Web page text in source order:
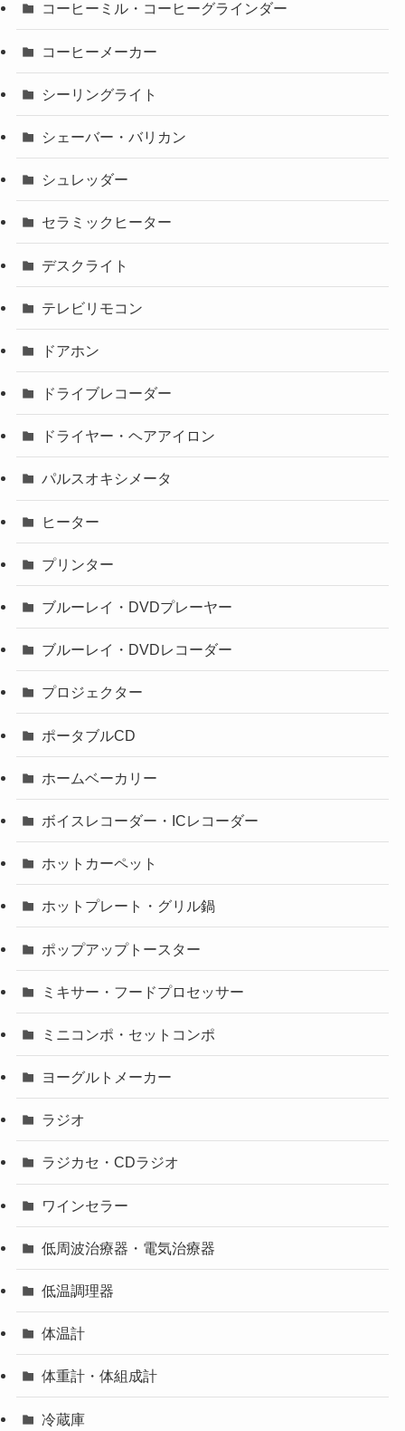
コーヒーミル・コーヒーグラインダー
コーヒーメーカー
シーリングライト
シェーバー・バリカン
シュレッダー
セラミックヒーター
デスクライト
テレビリモコン
ドアホン
ドライブレコーダー
ドライヤー・ヘアアイロン
パルスオキシメータ
ヒーター
プリンター
ブルーレイ・DVDプレーヤー
ブルーレイ・DVDレコーダー
プロジェクター
ポータブルCD
ホームベーカリー
ボイスレコーダー・ICレコーダー
ホットカーペット
ホットプレート・グリル鍋
ポップアップトースター
ミキサー・フードプロセッサー
ミニコンポ・セットコンポ
ヨーグルトメーカー
ラジオ
ラジカセ・CDラジオ
ワインセラー
低周波治療器・電気治療器
低温調理器
体温計
体重計・体組成計
冷蔵庫